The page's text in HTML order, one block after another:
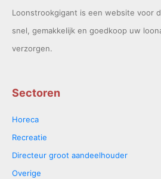
Loonstrookgigant is een website voor
snel, gemakkelijk en goedkoop uw
verzorgen.
Sectoren
Horeca
Recreatie
Directeur groot aandeelhouder
Overige